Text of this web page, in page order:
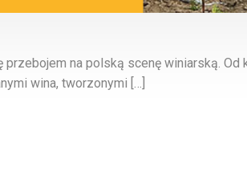
przebojem na polską scenę winiarską.
wina, tworzonymi […]